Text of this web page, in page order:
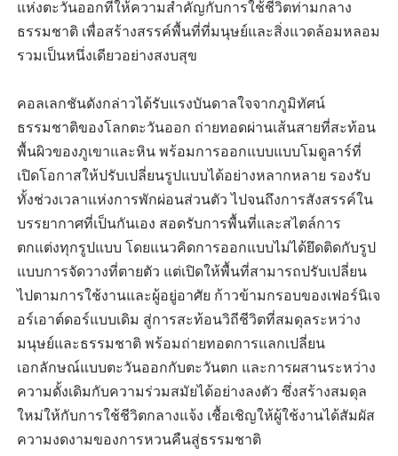
แห่งตะวันออกที่ให้ความสำคัญกับการใช้ชีวิตท่ามกลาง
ธรรมชาติ เพื่อสร้างสรรค์พื้นที่ที่มนุษย์และสิ่งแวดล้อมหลอม
รวมเป็นหนึ่งเดียวอย่างสงบสุข
คอลเลกชันดังกล่าวได้รับแรงบันดาลใจจากภูมิทัศน์
ธรรมชาติของโลกตะวันออก ถ่ายทอดผ่านเส้นสายที่สะท้อน
พื้นผิวของภูเขาและหิน พร้อมการออกแบบแบบโมดูลาร์ที่
เปิดโอกาสให้ปรับเปลี่ยนรูปแบบได้อย่างหลากหลาย รองรับ
ทั้งช่วงเวลาแห่งการพักผ่อนส่วนตัว ไปจนถึงการสังสรรค์ใน
บรรยากาศที่เป็นกันเอง สอดรับการพื้นที่และสไตล์การ
ตกแต่งทุกรูปแบบ โดยแนวคิดการออกแบบไม่ได้ยึดติดกับรูป
แบบการจัดวางที่ตายตัว แต่เปิดให้พื้นที่สามารถปรับเปลี่ยน
ไปตามการใช้งานและผู้อยู่อาศัย ก้าวข้ามกรอบของเฟอร์นิเจ
อร์เอาต์ดอร์แบบเดิม สู่การสะท้อนวิถีชีวิตที่สมดุลระหว่าง
มนุษย์และธรรมชาติ พร้อมถ่ายทอดการแลกเปลี่ยน
เอกลักษณ์แบบตะวันออกกับตะวันตก และการผสานระหว่าง
ความดั้งเดิมกับความร่วมสมัยได้อย่างลงตัว ซึ่งสร้างสมดุล
ใหม่ให้กับการใช้ชีวิตกลางแจ้ง เชื้อเชิญให้ผู้ใช้งานได้สัมผัส
ความงดงามของการหวนคืนสู่ธรรมชาติ